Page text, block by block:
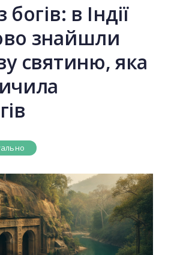
в Індії
знайшли
святиню, яка